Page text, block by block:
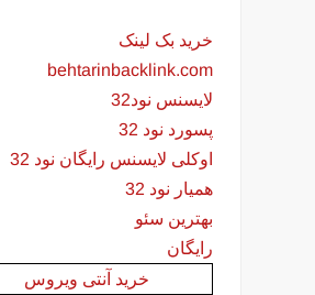
خرید بک لینک
behtarinbacklink.com
لایسنس نود32
پسورد نود 32
اوکلی لایسنس رایگان نود 32
همیار نود 32
بهترین سئو
رایگان
خرید آنتی ویروس